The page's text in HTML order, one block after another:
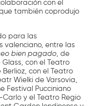
con el
también coprodujo
para las
valenciano, entre las
bien pagado, de
Glass, con el Teatro
Berlioz, con el Teatro
Wielki de Varsovia,
Festival Pucciniano
Carlo y el Teatro Regio